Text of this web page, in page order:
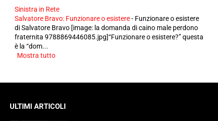
Sinistra in Rete
Salvatore Bravo: Funzionare o esistere- Funzionare o esistere
di Salvatore Bravo [image: la domanda di caino male perdono
fraternita 9788869446085.jpg]“Funzionare o esistere?” questa
è la “dom...
Mostra tutto
ULTIMI ARTICOLI